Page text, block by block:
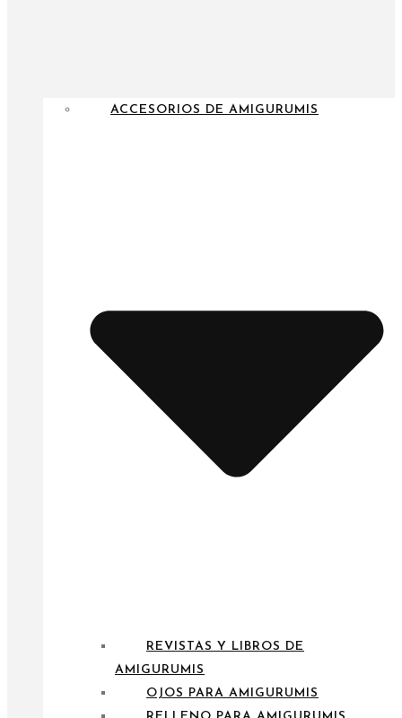
ACCESORIOS DE AMIGURUMIS
REVISTAS Y LIBROS DE
AMIGURUMIS
OJOS PARA AMIGURUMIS